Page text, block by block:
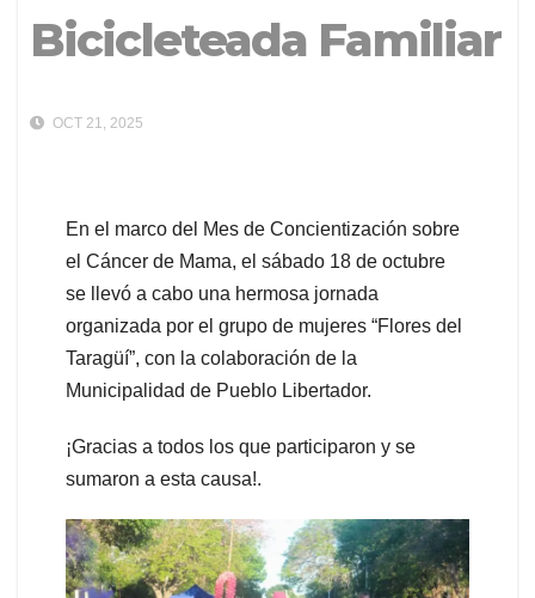
Bicicleteada Familiar
OCT 21, 2025
En el marco del Mes de Concientización sobre
el Cáncer de Mama, el sábado 18 de octubre
se llevó a cabo una hermosa jornada
organizada por el grupo de mujeres “Flores del
Taragüí”, con la colaboración de la
Municipalidad de Pueblo Libertador.
¡Gracias a todos los que participaron y se
sumaron a esta causa!.